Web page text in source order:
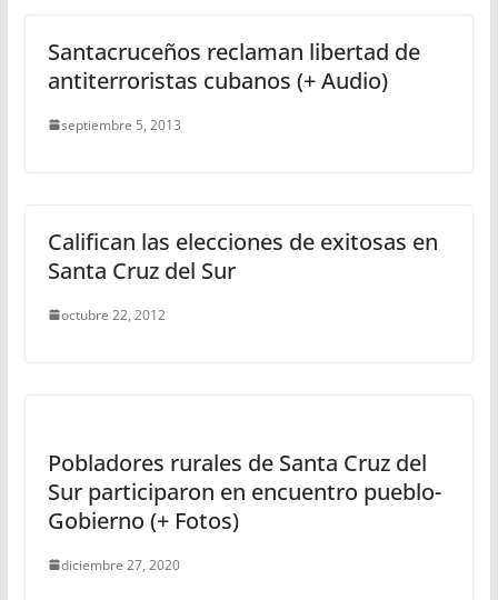
Santacruceños reclaman libertad de
antiterroristas cubanos (+ Audio)
septiembre 5, 2013
Califican las elecciones de exitosas en
Santa Cruz del Sur
octubre 22, 2012
Pobladores rurales de Santa Cruz del
Sur participaron en encuentro pueblo-
Gobierno (+ Fotos)
diciembre 27, 2020